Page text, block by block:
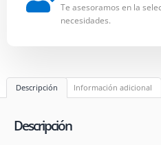
Te asesoramos en la
necesidades.
Descripción Información adicional
Descripción